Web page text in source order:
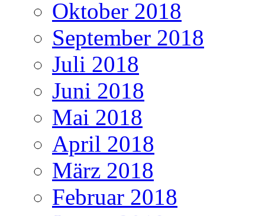
Oktober 2018
September 2018
Juli 2018
Juni 2018
Mai 2018
April 2018
März 2018
Februar 2018